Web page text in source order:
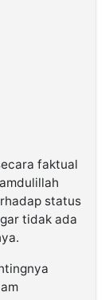
faktual
status
tidak ada